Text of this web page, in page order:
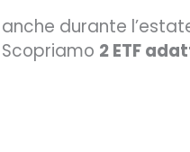
durante
2 ETF